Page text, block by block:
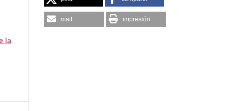
la
mail impresión